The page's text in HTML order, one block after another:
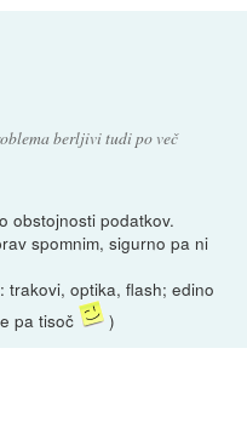
berljivi tudi po več
obstojnosti podatkov.
spomnim, sigurno pa ni
trakovi, optika, flash; edino
pa tisoč
)